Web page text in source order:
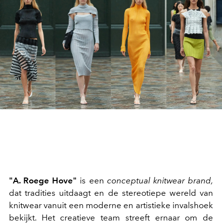
"A. Roege Hove" is een conceptual knitwear brand,
dat tradities uitdaagt en de stereotiepe wereld van
knitwear vanuit een moderne en artistieke invalshoek
bekijkt. Het creatieve team streeft ernaar om de